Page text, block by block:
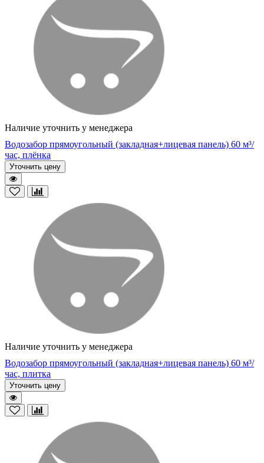
Наличие уточнить у менеджера
Водозабор прямоугольный (закладная+лицевая панель) 60 м³/
час, плёнка
Уточнить цену
Наличие уточнить у менеджера
Водозабор прямоугольный (закладная+лицевая панель) 60 м³/
час, плитка
Уточнить цену